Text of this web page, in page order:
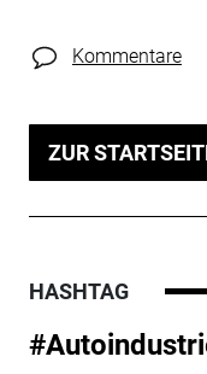
Kommentare
ZUR
HASHTAG